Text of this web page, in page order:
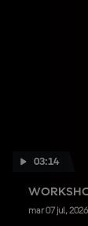
03:14
mar 07 jul, 2026